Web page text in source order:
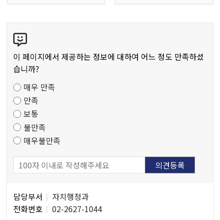
텐
츠
만
도
조
사
이 페이지에서 제공하는 정보에 대하여 어느 정도 만족하셨
습니까?
매우 만족
만족
보통
불만족
매우불만족
당
자
담당부서
자치행정과
전화번호
02-2627-1044